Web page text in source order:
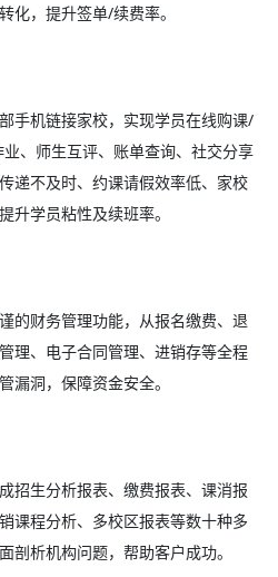
化，提升签单/续费率。
手机链接家校，实现学员在线购课/
、师生互评、账单查询、社交分享
递不及时、约课请假效率低、家校
升学员粘性及续班率。
的财务管理功能，从报名缴费、退
理、电子合同管理、进销存等全程
漏洞，保障资金安全。
招生分析报表、缴费报表、课消报
课程分析、多校区报表等数十种多
剖析机构问题，帮助客户成功。